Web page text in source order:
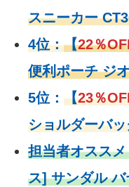
スニーカー
4位：【22％
便利ポーチ ジ
5位： 【23％
ショルダーバ
担当者オススメ
ス] サンダル